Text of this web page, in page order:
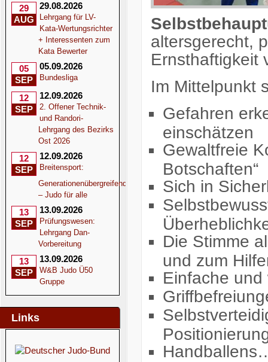
29
AUG
29.08.2026
Lehrgang für LV-
Kata-Wertungsrichter
+ Interessenten zum
Kata Bewerter
05
SEP
05.09.2026
Bundesliga
12
SEP
12.09.2026
2. Offener Technik-
und Randori-
Lehrgang des Bezirks
Ost 2026
12
SEP
12.09.2026
Breitensport:
Generationenübergreifend
– Judo für alle
13
SEP
13.09.2026
Prüfungswesen:
Lehrgang Dan-
Vorbereitung
13
SEP
13.09.2026
W&B Judo Ü50
Gruppe
Links
altersgerecht,
Ernsthaftigkeit
Im Mittelpunkt
Gefahren
einschätzen
Gewaltfreie
Botschaften“
Sich in
Die Stimme
und zum
Einfache